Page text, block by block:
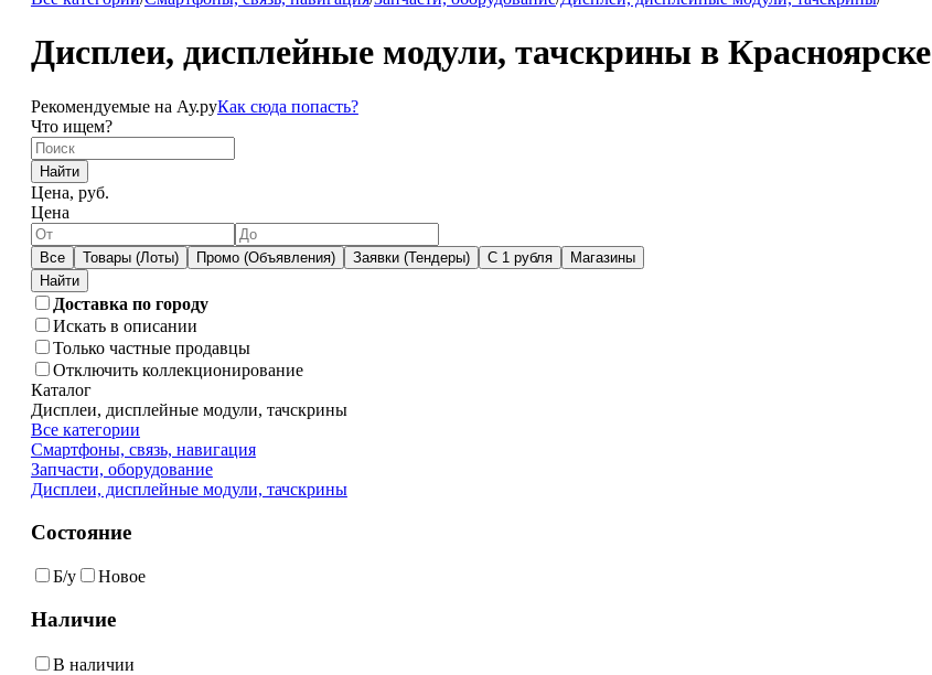
Дисплеи, дисплейные модули, тачскрины в Красноярске
Рекомендуемые на Ау.руКак сюда попасть?
Что ищем?
Найти
Цена, руб.
Цена
Все Товары (Лоты) Промо (Объявления) Заявки (Тендеры) С 1 рубля Магазины
Доставка по городу
Искать в описании
Только частные продавцы
Отключить коллекционирование
Каталог
Дисплеи, дисплейные модули, тачскрины
Все категории
Смартфоны, связь, навигация
Запчасти, оборудование
Дисплеи, дисплейные модули, тачскрины
Состояние
Б/у Новое
Наличие
В наличии